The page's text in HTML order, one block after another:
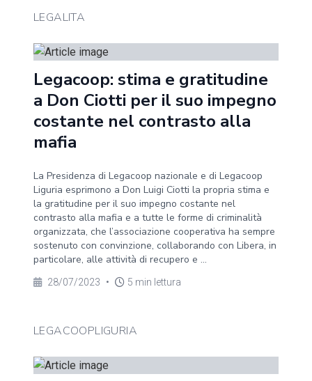
LEGALITA
Legacoop: stima e gratitudine
a Don Ciotti per il suo impegno
costante nel contrasto alla
mafia
La Presidenza di Legacoop nazionale e di Legacoop
Liguria esprimono a Don Luigi Ciotti la propria stima e
la gratitudine per il suo impegno costante nel
contrasto alla mafia e a tutte le forme di criminalità
organizzata, che l’associazione cooperativa ha sempre
sostenuto con convinzione, collaborando con Libera, in
particolare, alle attività di recupero e ...
28/07/2023 • 5 min lettura
LEGACOOPLIGURIA